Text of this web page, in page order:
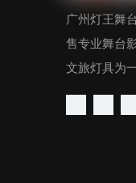
广州灯王舞
售专业舞台
文旅灯具为